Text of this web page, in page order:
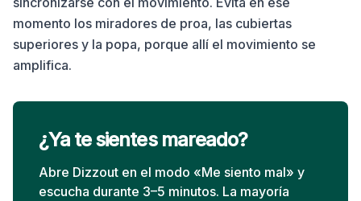
momento los miradores de proa, las cubiertas
superiores y la popa, porque allí el movimiento se
amplifica.
¿Ya te sientes mareado?
Abre Dizzout en el modo «Me siento mal» y
escucha durante 3–5 minutos. La mayoría